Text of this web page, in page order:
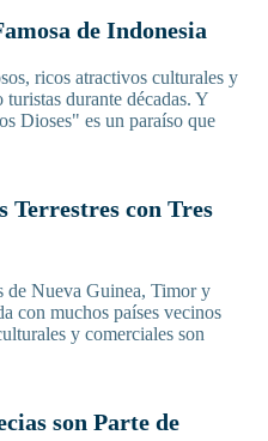
de Indonesia
ricos atractivos culturales y
durante décadas. Y
Dioses" es un paraíso que
Terrestres con Tres
de Nueva Guinea, Timor y
con muchos países vecinos
y comerciales son
son Parte de